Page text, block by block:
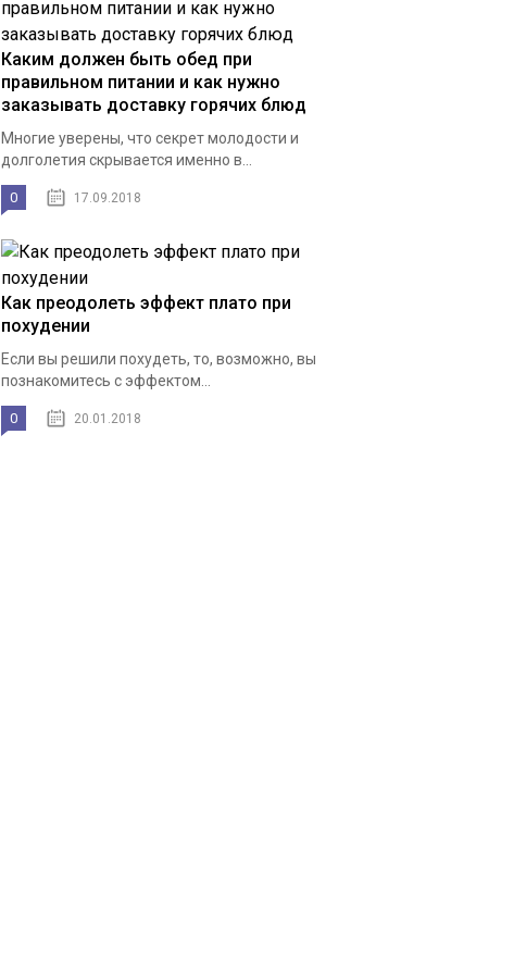
Каким должен быть обед при
правильном питании и как нужно
заказывать доставку горячих блюд
Многие уверены, что секрет молодости и
долголетия скрывается именно в...
0 17.09.2018
Как преодолеть эффект плато при
похудении
Если вы решили похудеть, то, возможно, вы
познакомитесь с эффектом...
0 20.01.2018